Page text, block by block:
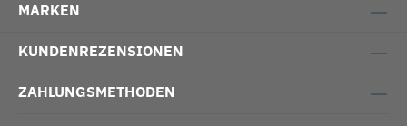
MARKEN
KUNDENREZENSIONEN
ZAHLUNGSMETHODEN